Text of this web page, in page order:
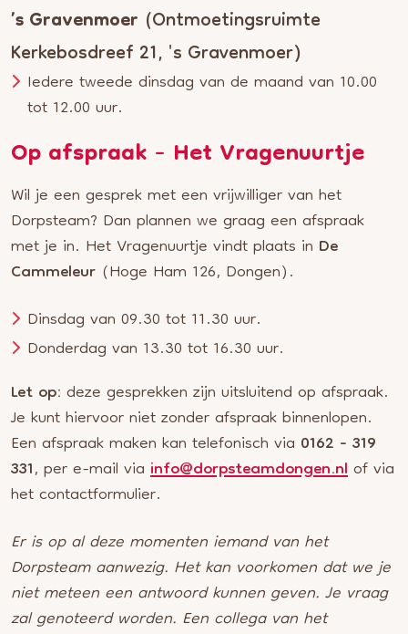
’s Gravenmoer (Ontmoetingsruimte
Kerkebosdreef 21, 's Gravenmoer)
Iedere tweede dinsdag van de maand van 10.00
tot 12.00 uur.
Op afspraak - Het Vragenuurtje
Wil je een gesprek met een vrijwilliger van het
Dorpsteam? Dan plannen we graag een afspraak
met je in. Het Vragenuurtje vindt plaats inDe
Cammeleur(Hoge Ham 126, Dongen).
Dinsdag van 09.30 tot 11.30 uur.
Donderdag van 13.30 tot 16.30 uur.
Let op:deze gesprekken zijn uitsluitend op afspraak.
Je kunt hiervoor niet zonder afspraak binnenlopen.
Een afspraak maken kan telefonisch via0162 - 319
331, per e-mail viainfo@dorpsteamdongen.nlof via
het contactformulier.
Er is op al deze momenten iemand van het
Dorpsteam aanwezig. Het kan voorkomen dat we je
niet meteen een antwoord kunnen geven. Je vraag
zal genoteerd worden. Een collega van het